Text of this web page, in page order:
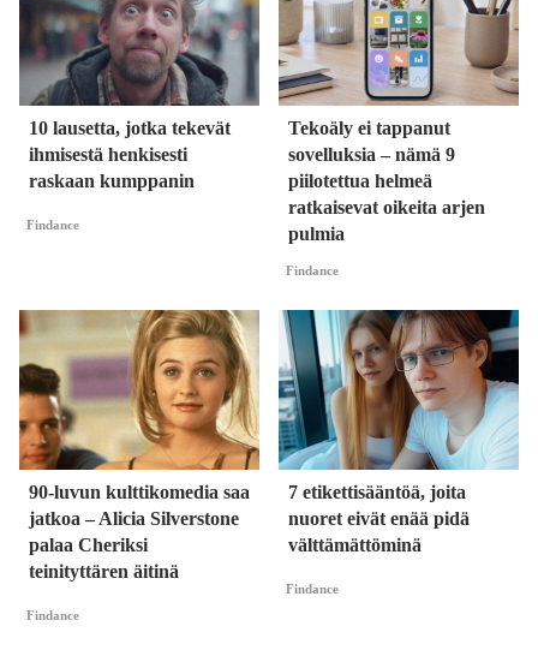
10 lausetta, jotka tekevät
ihmisestä henkisesti
raskaan kumppanin
Findance
Tekoäly ei tappanut
sovelluksia – nämä 9
piilotettua helmeä
ratkaisevat oikeita arjen
pulmia
Findance
90-luvun kulttikomedia saa
jatkoa – Alicia Silverstone
palaa Cheriksi
teinityttären äitinä
Findance
7 etikettisääntöä, joita
nuoret eivät enää pidä
välttämättöminä
Findance